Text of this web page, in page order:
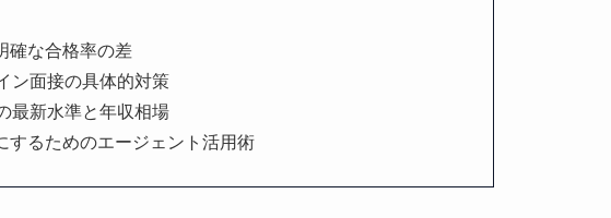
確な合格率の差
ン面接の具体的対策
最新水準と年収相場
するためのエージェント活用術